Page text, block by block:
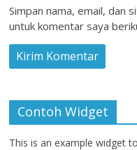
Simpan nama, email, dan
untuk komentar saya
Contoh Widget
This is an example widget